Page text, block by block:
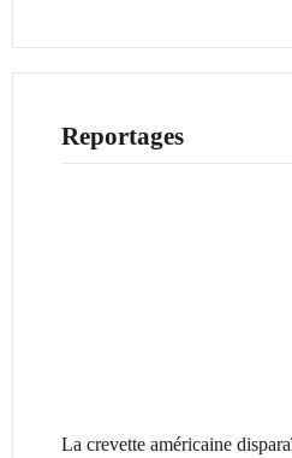
Reportages
La crevette américaine